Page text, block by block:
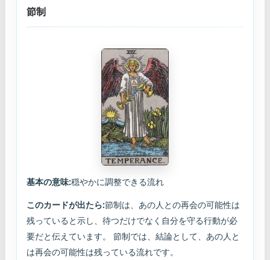
節制
基本の意味:穏やかに調整できる流れ
このカードが出たら:節制は、あの人との再会の可能性は
残っていると示し、待つだけでなく自分を守る行動が必
要だと伝えています。 節制では、結論として、あの人と
は再会の可能性は残っている流れです。